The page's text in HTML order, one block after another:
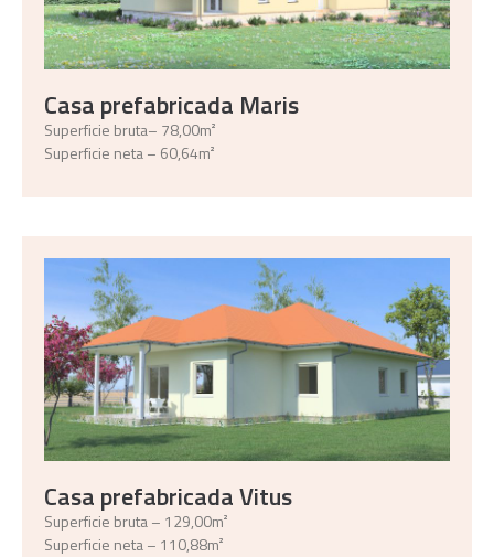
Casa prefabricada Maris
Superficie bruta– 78,00m²
Superficie neta – 60,64m²
Casa prefabricada Vitus
Superficie bruta – 129,00m²
Superficie neta – 110,88m²